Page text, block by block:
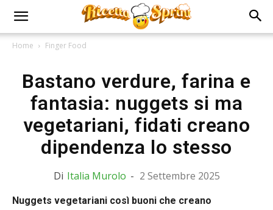
Home Finger Food
Bastano verdure, farina e
fantasia: nuggets si ma
vegetariani, fidati creano
dipendenza lo stesso
Di Italia Murolo - 2 Settembre 2025
Nuggets vegetariani così buoni che creano